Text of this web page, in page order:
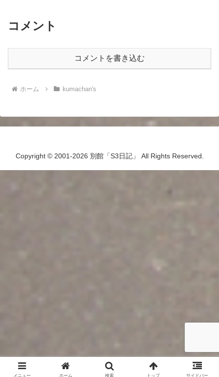
コメント
コメントを書き込む
ホーム kumachan's
Copyright © 2001-2026 別館「S3日記」 All Rights Reserved.
メニュー ホーム 検索 トップ サイドバー